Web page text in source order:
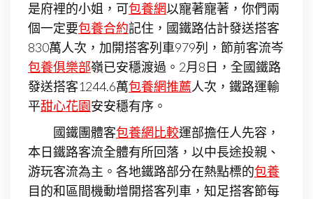
是府裡的小姐，可包養網以寵著寵著，你們兩
個一定要包養合約記住，國鐵路估計發送搭客
830萬人次，加開搭客列車979列，節前客流岑
包養俱樂部嶺已安穩渡過。2月8日，全國鐵路
發送搭客1244.6萬包養網推薦人次，鐵路運輸
平甜心花園安安穩有序。
國鐵團體客包養網比較運部擔任人先容，
本日鐵路客流全體有所回落，以中長途投親、
游玩客流為主。各地鐵路部分在熱點標的包養
目的和區間機動增開搭客列車，知足搭客節每